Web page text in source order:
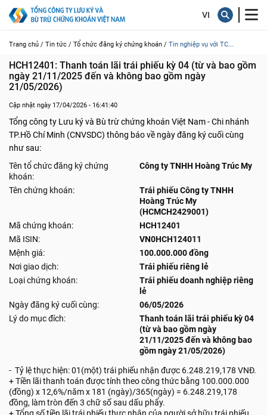
Trang chủ / Tin tức / Tổ chức đăng ký chứng khoán / Tin nghiệp vụ với TC...
HCH12401: Thanh toán lãi trái phiếu kỳ 04 (từ và bao gồm
ngày 21/11/2025 đến và không bao gồm ngày
21/05/2026)
Cập nhật ngày 17/04/2026 - 16:41:40
Tổng công ty Lưu ký và Bù trừ chứng khoán Việt Nam - Chi nhánh
TP.Hồ Chí Minh (CNVSDC) thông báo về ngày đăng ký cuối cùng
như sau:
Tên tổ chức đăng ký chứng
khoán:
Công ty TNHH Hoàng Trúc My
Tên chứng khoán:
Trái phiếu Công ty TNHH
Hoàng Trúc My
(HCMCH2429001)
Mã chứng khoán:
HCH12401
Mã ISIN:
VN0HCH124011
Mệnh giá:
100.000.000 đồng
Nơi giao dịch:
Trái phiếu riêng lẻ
Loại chứng khoán:
Trái phiếu doanh nghiệp riêng
lẻ
Ngày đăng ký cuối cùng:
06/05/2026
Lý do mục đích:
Thanh toán lãi trái phiếu kỳ 04
(từ và bao gồm ngày
21/11/2025 đến và không bao
gồm ngày 21/05/2026)
- Tỷ lệ thực hiện: 01(một) trái phiếu nhận được 6.248.219,178 VNĐ.
+ Tiền lãi thanh toán được tính theo công thức bằng 100.000.000
(đồng) x 12,6%/năm x 181 (ngày)/365(ngày) = 6.248.219,178
đồng, làm tròn đến 3 chữ số sau dấu phẩy.